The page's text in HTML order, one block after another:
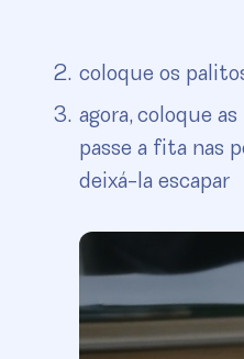
coloque os
agora, coloque
passe a fita nas
deixá-la escapar